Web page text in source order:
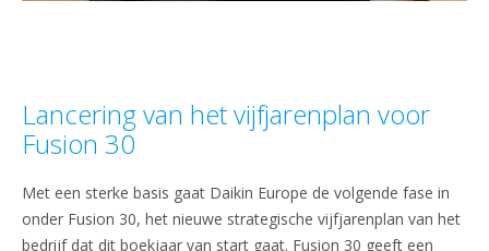
Lancering van het vijfjarenplan voor
Fusion 30
Met een sterke basis gaat Daikin Europe de volgende fase in
onder Fusion 30, het nieuwe strategische vijfjarenplan van het
bedrijf dat dit boekjaar van start gaat. Fusion 30 geeft een